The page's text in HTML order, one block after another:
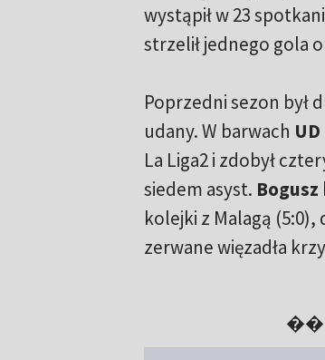
wystąpił w 23
strzelił jednego gola
Poprzedni sezon był
udany. W barwach
La Liga2 i zdobył
siedem asyst. Bogusz
kolejki z Malagą (5:0),
zerwane więzadła
��